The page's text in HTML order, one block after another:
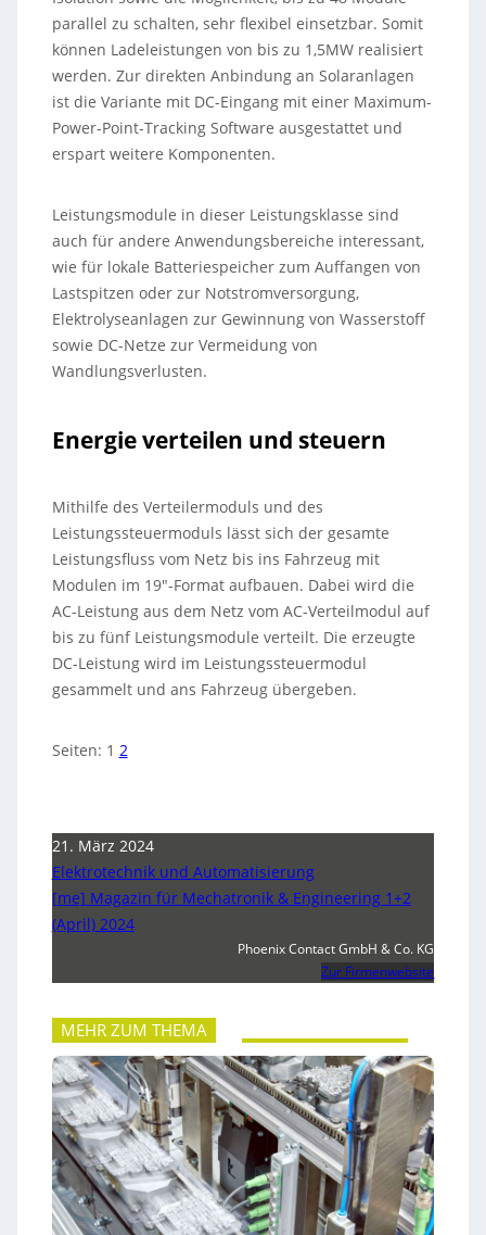
parallel zu schalten, sehr flexibel einsetzbar. Somit
können Ladeleistungen von bis zu 1,5MW realisiert
werden. Zur direkten Anbindung an Solaranlagen
ist die Variante mit DC-Eingang mit einer Maximum-
Power-Point-Tracking Software ausgestattet und
erspart weitere Komponenten.
Leistungsmodule in dieser Leistungsklasse sind
auch für andere Anwendungsbereiche interessant,
wie für lokale Batteriespeicher zum Auffangen von
Lastspitzen oder zur Notstromversorgung,
Elektrolyseanlagen zur Gewinnung von Wasserstoff
sowie DC-Netze zur Vermeidung von
Wandlungsverlusten.
Energie verteilen und steuern
Mithilfe des Verteilermoduls und des
Leistungssteuermoduls lässt sich der gesamte
Leistungsfluss vom Netz bis ins Fahrzeug mit
Modulen im 19″-Format aufbauen. Dabei wird die
AC-Leistung aus dem Netz vom AC-Verteilmodul auf
bis zu fünf Leistungsmodule verteilt. Die erzeugte
DC-Leistung wird im Leistungssteuermodul
gesammelt und ans Fahrzeug übergeben.
Seiten: 1 2
21. März 2024
Elektrotechnik und Automatisierung
[me] Magazin für Mechatronik & Engineering 1+2
(April) 2024
Phoenix Contact GmbH & Co. KG
Zur Firmenwebsite
MEHR ZUM THEMA